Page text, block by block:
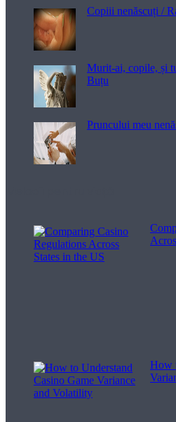
Copiii nenăscuți /
Murit-ai, copile, și
Buțu
Pruncului meu
How